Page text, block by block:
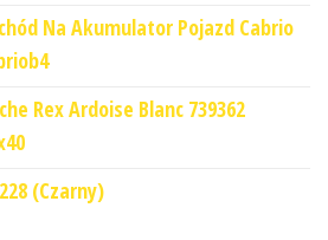
Na Akumulator Pojazd Cabrio
Rex Ardoise Blanc 739362
(Czarny)